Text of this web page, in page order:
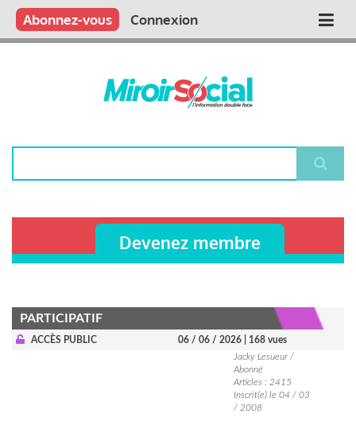
Aller
contenu
Main
Qui sommes nous ?
Vous publiez
Nous publions
Contactez-nous
Abonnez-vous Connexion
Devenez membre
PARTICIPATIF
ACCÈS PUBLIC 06 / 06 / 2026
| 168 vues
Jacky Lesueur /
Abonné
Articles : 2415
Inscrit(e) le 04 / 03
/ 2008